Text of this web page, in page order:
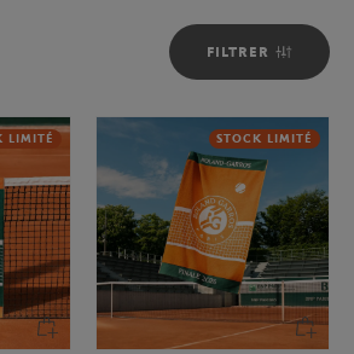
FILTRER
LIMITÉ STOCK LIMITÉ